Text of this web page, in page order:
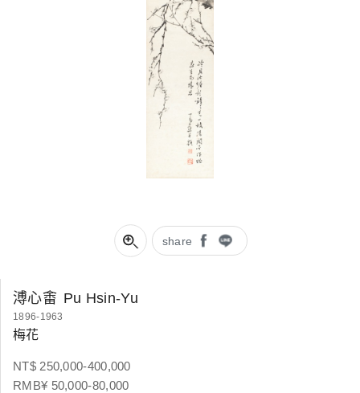
share
溥心畬 Pu Hsin-Yu
1896-1963
梅花
NT$ 250,000-400,000
RMB¥ 50,000-80,000